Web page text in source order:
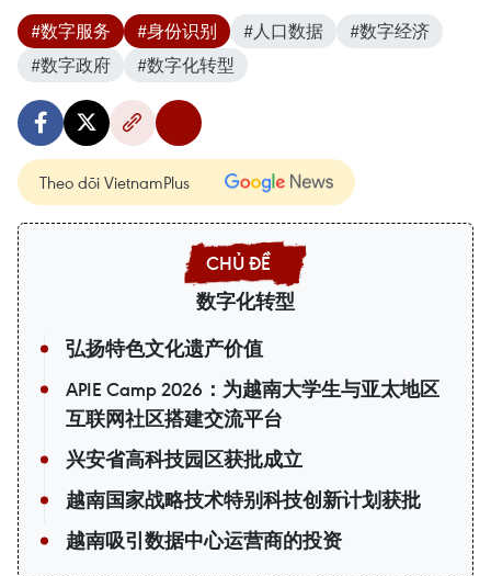
#数字服务 #身份识别 #人口数据
#数字经济
#数字政府
#数字化转型
Theo dõi VietnamPlus
数字化转型
弘扬特色文化遗产价值
APIE Camp 2026：为越南大学生与亚太地区
互联网社区搭建交流平台
兴安省高科技园区获批成立
越南国家战略技术特别科技创新计划获批
越南吸引数据中心运营商的投资